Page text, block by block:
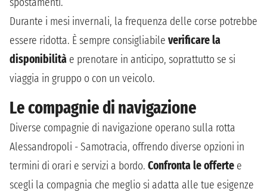
Durante i mesi invernali, la frequenza delle corse potrebbe
essere ridotta. È sempre consigliabile verificare la
disponibilità e prenotare in anticipo, soprattutto se si
viaggia in gruppo o con un veicolo.
Le compagnie di navigazione
Diverse compagnie di navigazione operano sulla rotta
Alessandropoli - Samotracia, offrendo diverse opzioni in
termini di orari e servizi a bordo. Confronta le offerte e
scegli la compagnia che meglio si adatta alle tue esigenze